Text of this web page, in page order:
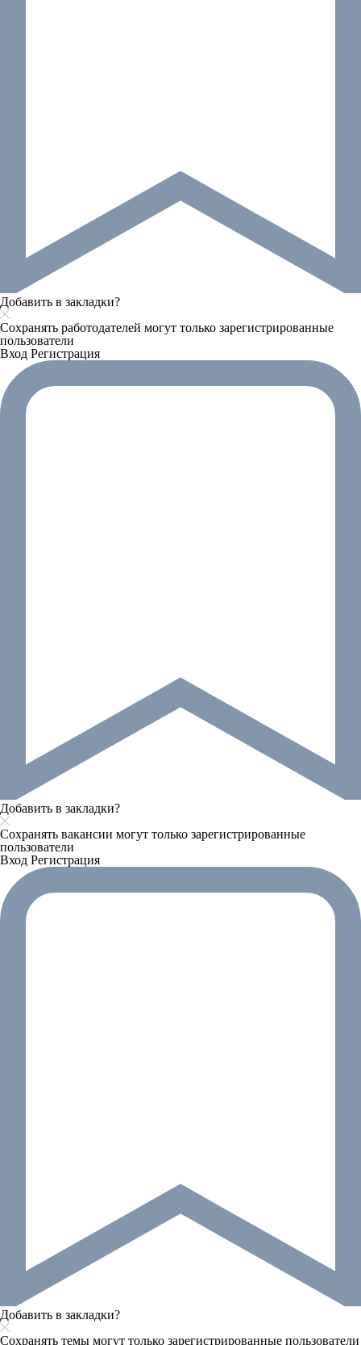
Добавить в закладки?
Сохранять работодателей могут только зарегистрированные
пользователи
Вход Регистрация
Добавить в закладки?
Сохранять вакансии могут только зарегистрированные
пользователи
Вход Регистрация
Добавить в закладки?
Сохранять темы могут только зарегистрированные пользователи